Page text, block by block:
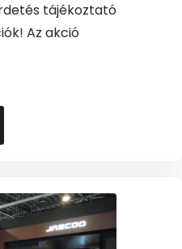
tájékoztató
Az akció